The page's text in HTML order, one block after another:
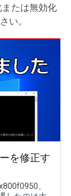
たは無効化
い。
を修正す
、